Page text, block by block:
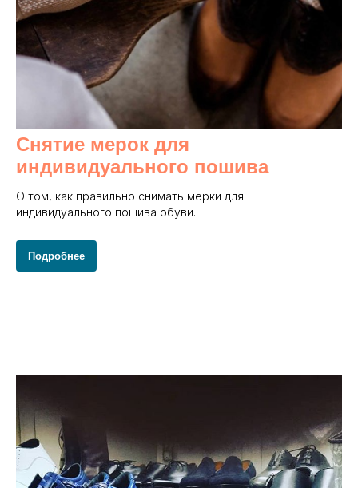
Снятие мерок для
индивидуального пошива
О том, как правильно снимать мерки для
индивидуального пошива обуви.
Подробнее